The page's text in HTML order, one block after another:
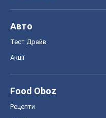
Авто
Тест Драйв
Акції
Food Oboz
Рецепти